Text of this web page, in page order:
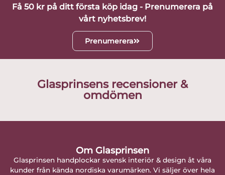
Få 50 kr på ditt första köp idag - Prenumerera på
vårt nyhetsbrev!
Prenumerera
Glasprinsens recensioner &
omdömen
Om Glasprinsen
Glasprinsen handplockar svensk interiör & design åt våra
kunder från kända nordiska varumärken. Vi säljer över hela